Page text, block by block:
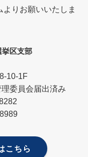
りお願いいたしま
挙区支部
10-1F
委員会届出済み
こちら